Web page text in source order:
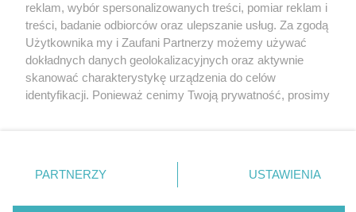
Nie zapomnij
zapoznać się z:
polityką prywatności regulamin korzystania z portali
Twojemiasto
Piekary Śląskie
Chorzów
Tarnowskie Góry
Gliwice
Skontaktuj sięz nami
Kontakt
Wydawca
Redakcja
reklam, wybór spersonalizowanych treści, pomiar reklam i
treści, badanie odbiorców oraz ulepszanie usług. Za zgodą
Użytkownika my i Zaufani Partnerzy możemy używać
dokładnych danych geolokalizacyjnych oraz aktywnie
skanować charakterystykę urządzenia do celów
identyfikacji. Ponieważ cenimy Twoją prywatność, prosimy
prywatności znajdujący się w lewym dolnym rogu strony
. Niektóre rodzaje przetwarzania danych nie wymagają
zgody użytkownika, ale masz prawo sprzeciwić się
PARTNERZY USTAWIENIA